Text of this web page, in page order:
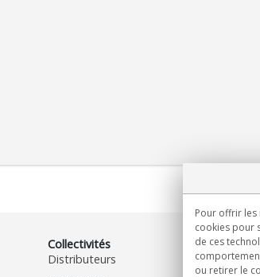
Collectivités
Distributeurs
Pour offrir les
cookies pour
de ces
ou retirer le